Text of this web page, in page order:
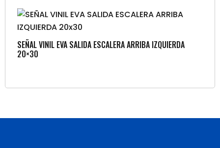
SEÑAL VINIL EVA SALIDA ESCALERA ARRIBA IZQUIERDA
20×30